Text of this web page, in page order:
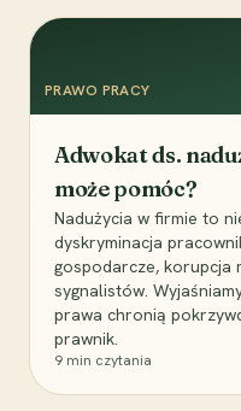
PRAWO PRACY
Adwokat ds.
może pomóc?
Nadużycia w firmie to
dyskryminacja
gospodarcze, korupcja
sygnalistów.
prawa chronią
prawnik.
9 min czytania